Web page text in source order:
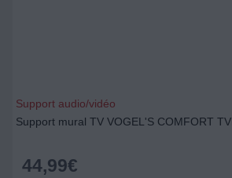
Support audio/vidéo
Support mural TV VOGEL'S COMFORT
44,99€